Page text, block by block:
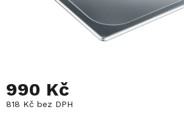
990 Kč
818 Kč bez DPH